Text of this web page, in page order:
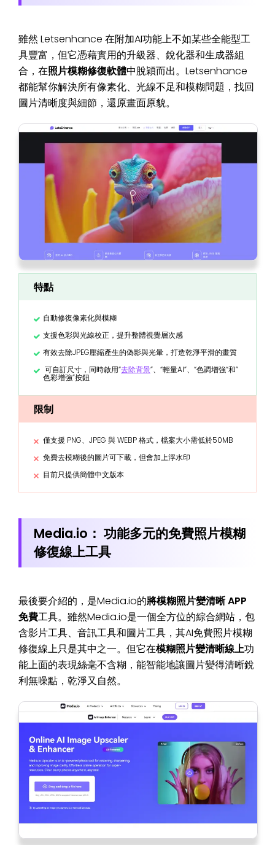
雖然 Letsenhance 在附加AI功能上不如某些全能型工
具豐富，但它憑藉實用的升級器、銳化器和生成器組
合，在照片模糊修復軟體中脫穎而出。Letsenhance
都能幫你解決所有像素化、光線不足和模糊問題，找回
圖片清晰度與細節，還原畫面原貌。
特點
自動修復像素化與模糊
支援色彩與光線校正，提升整體視覺層次感
有效去除JPEG壓縮產生的偽影與光暈，打造乾淨平滑的畫質
可自訂尺寸，同時啟用“去除背景”、“輕量AI”、“色調增強“和”
色彩增強”按鈕
限制
僅支援 PNG、JPEG 與 WEBP 格式，檔案大小需低於50MB
免費去模糊後的圖片可下載，但會加上浮水印
目前只提供簡體中文版本
Media.io： 功能多元的免費照片模糊
修復線上工具
最後要介紹的，是Media.io的將模糊照片變清晰 APP
免費工具。雖然Media.io是一個全方位的綜合網站，包
含影片工具、音訊工具和圖片工具，其AI免費照片模糊
修復線上只是其中之一。但它在模糊照片變清晰線上功
能上面的表現絲毫不含糊，能智能地讓圖片變得清晰銳
利無噪點，乾淨又自然。